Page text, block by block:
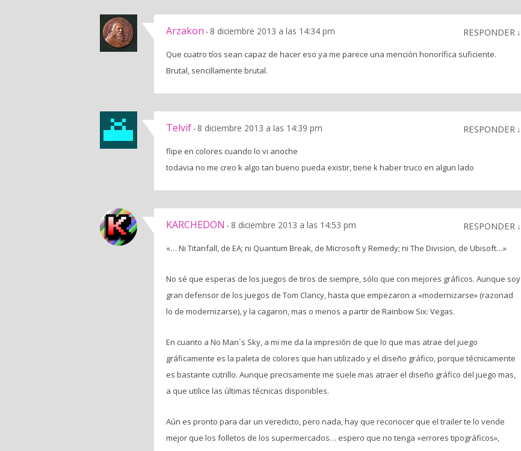
Arzakon - 8 diciembre 2013 a las 14:34 pm RESPONDER ↓
Que cuatro tíos sean capaz de hacer eso ya me parece una mención honorífica suficiente.
Brutal, sencillamente brutal.
Telvif- 8 diciembre 2013 a las 14:39 pm RESPONDER ↓
flipe en colores cuando lo vi anoche
todavia no me creo k algo tan bueno pueda existir, tiene k haber truco en algun lado
KARCHEDON - 8 diciembre 2013 a las 14:53 pm RESPONDER ↓
«… Ni Titanfall, de EA; ni Quantum Break, de Microsoft y Remedy; ni The Division, de Ubisoft…»
No sé que esperas de los juegos de tiros de siempre, sólo que con mejores gráficos. Aunque soy
gran defensor de los juegos de Tom Clancy, hasta que empezaron a «modernizarse» (razonad
lo de modernizarse), y la cagaron, mas o menos a partir de Rainbow Six: Vegas.
En cuanto a No Man`s Sky, a mi me da la impresión de que lo que mas atrae del juego
gráficamente es la paleta de colores que han utilizado y el diseño gráfico, porque técnicamente
es bastante cutrillo. Aunque precisamente me suele mas atraer el diseño gráfico del juego mas,
a que utilice las últimas técnicas disponibles.
Aún es pronto para dar un veredicto, pero nada, hay que reconocer que el trailer te lo vende
mejor que los folletos de los supermercados… espero que no tenga «errores tipográficos»,